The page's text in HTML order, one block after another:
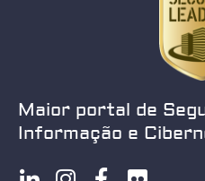
Maior portal de
Informação e